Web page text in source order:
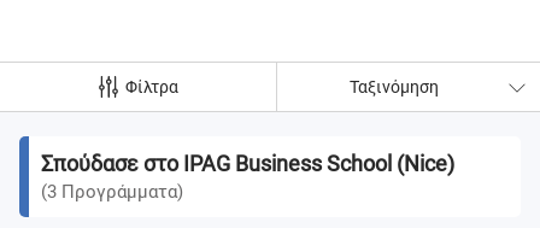
Φίλτρα Ταξινόμηση
Σπούδασε στο IPAG Business School (Nice)
(3 Προγράμματα)